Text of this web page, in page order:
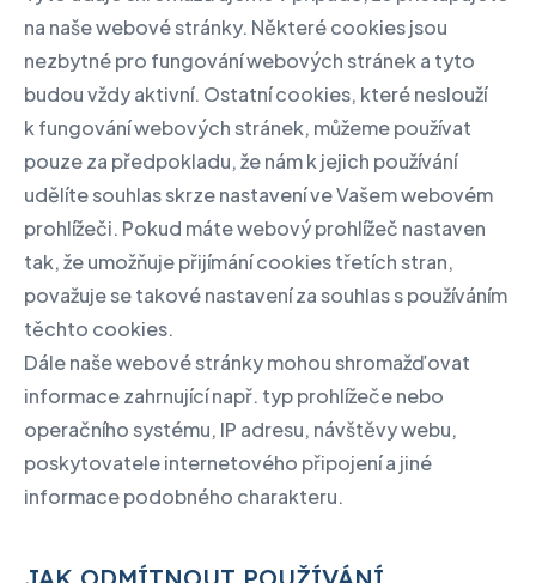
na naše webové stránky. Některé cookies jsou
nezbytné pro fungování webových stránek a tyto
budou vždy aktivní. Ostatní cookies, které neslouží
k fungování webových stránek, můžeme používat
pouze za předpokladu, že nám k jejich používání
udělíte souhlas skrze nastavení ve Vašem webovém
prohlížeči. Pokud máte webový prohlížeč nastaven
tak, že umožňuje přijímání cookies třetích stran,
považuje se takové nastavení za souhlas s používáním
těchto cookies.
Dále naše webové stránky mohou shromažďovat
informace zahrnující např. typ prohlížeče nebo
operačního systému, IP adresu, návštěvy webu,
poskytovatele internetového připojení a jiné
informace podobného charakteru.